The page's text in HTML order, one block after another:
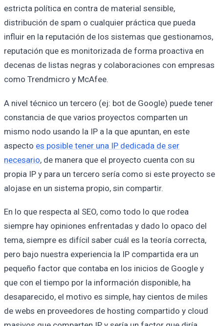
estricta política en contra de material sensible,
distribución de spam o cualquier práctica que pueda
influir en la reputación de los sistemas que gestionamos,
reputación que es monitorizada de forma proactiva en
decenas de listas negras y colaboraciones con empresas
como Trendmicro y McAfee.
A nivel técnico un tercero (ej: bot de Google) puede tener
constancia de que varios proyectos comparten un
mismo nodo usando la IP a la que apuntan, en este
aspecto es posible tener una IP dedicada de ser
necesario, de manera que el proyecto cuenta con su
propia IP y para un tercero sería como si este proyecto se
alojase en un sistema propio, sin compartir.
En lo que respecta al SEO, como todo lo que rodea
siempre hay opiniones enfrentadas y dado lo opaco del
tema, siempre es difícil saber cuál es la teoría correcta,
pero bajo nuestra experiencia la IP compartida era un
pequeño factor que contaba en los inicios de Google y
que con el tiempo por la información disponible, ha
desaparecido, el motivo es simple, hay cientos de miles
de webs en proveedores de hosting compartido y cloud